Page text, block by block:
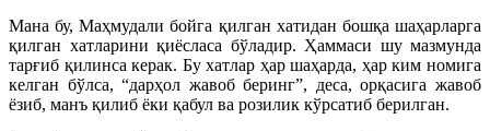
Мана бу, Маҳмудали бойга қилган хатидан бошқа шаҳарларга
қилган хатларини қиёсласа бўладир. Ҳаммаси шу мазмунда
тарғиб қилинса керак. Бу хатлар ҳар шаҳарда, ҳар ким номига
келган бўлса, “дарҳол жавоб беринг”, деса, орқасига жавоб
ёзиб, манъ қилиб ёки қабул ва розилик кўрсатиб берилган.